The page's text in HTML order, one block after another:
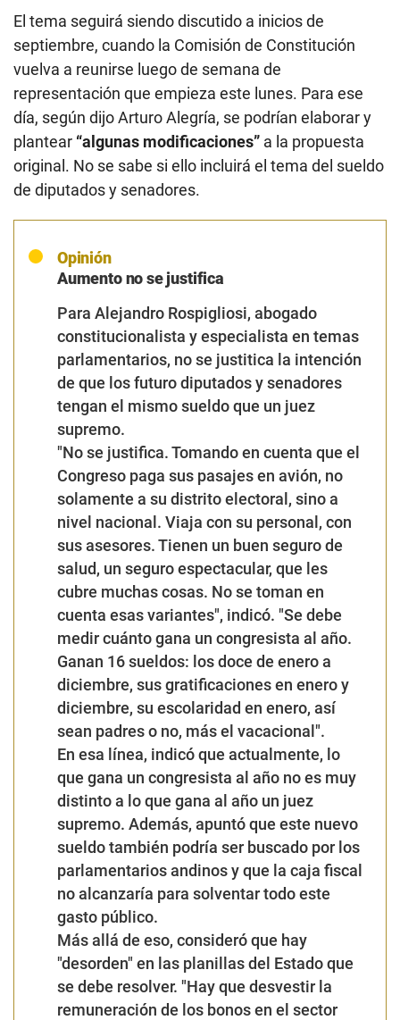
El tema seguirá siendo discutido a inicios de
septiembre, cuando la Comisión de Constitución
vuelva a reunirse luego de semana de
representación que empieza este lunes. Para ese
día, según dijo Arturo Alegría, se podrían elaborar y
plantear “algunas modificaciones” a la propuesta
original. No se sabe si ello incluirá el tema del sueldo
de diputados y senadores.
Opinión
Aumento no se justifica
Para Alejandro Rospigliosi, abogado
constitucionalista y especialista en temas
parlamentarios, no se justitica la intención
de que los futuro diputados y senadores
tengan el mismo sueldo que un juez
supremo.
"No se justifica. Tomando en cuenta que el
Congreso paga sus pasajes en avión, no
solamente a su distrito electoral, sino a
nivel nacional. Viaja con su personal, con
sus asesores. Tienen un buen seguro de
salud, un seguro espectacular, que les
cubre muchas cosas. No se toman en
cuenta esas variantes", indicó. "Se debe
medir cuánto gana un congresista al año.
Ganan 16 sueldos: los doce de enero a
diciembre, sus gratificaciones en enero y
diciembre, su escolaridad en enero, así
sean padres o no, más el vacacional ".
En esa línea, indicó que actualmente, lo
que gana un congresista al año no es muy
distinto a lo que gana al año un juez
supremo. Además, apuntó que este nuevo
sueldo también podría ser buscado por los
parlamentarios andinos y que la caja fiscal
no alcanzaría para solventar todo este
gasto público.
Más allá de eso, consideró que hay
"desorden" en las planillas del Estado que
se debe resolver. "Hay que desvestir la
remuneración de los bonos en el sector